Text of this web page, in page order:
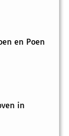
en Poen
in